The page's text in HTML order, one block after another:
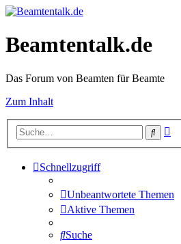
Beamtentalk.de
Das Forum von Beamten für Beamte
Zum Inhalt
Suche
Schnellzugriff
Unbeantwortete Themen
Aktive Themen
Suche